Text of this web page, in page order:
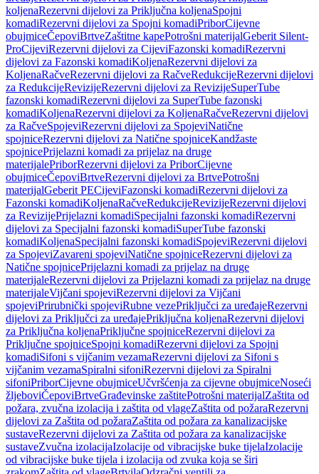
koljenaRezervni dijelovi za Priključna koljenaSpojni
komadiRezervni dijelovi za Spojni komadiPriborCijevne
obujmiceČepoviBrtveZaštitne kapePotrošni materijalGeberit Silent-
ProCijeviRezervni dijelovi za CijeviFazonski komadiRezervni
dijelovi za Fazonski komadiKoljenaRezervni dijelovi za
KoljenaRačveRezervni dijelovi za RačveRedukcijeRezervni dijelovi
za RedukcijeRevizijeRezervni dijelovi za RevizijeSuperTube
fazonski komadiRezervni dijelovi za SuperTube fazonski
komadiKoljenaRezervni dijelovi za KoljenaRačveRezervni dijelovi
za RačveSpojeviRezervni dijelovi za SpojeviNatične
spojniceRezervni dijelovi za Natične spojniceKandžaste
spojnicePrijelazni komadi za prijelaz na druge
materijalePriborRezervni dijelovi za PriborCijevne
obujmiceČepoviBrtveRezervni dijelovi za BrtvePotrošni
materijalGeberit PECijeviFazonski komadiRezervni dijelovi za
Fazonski komadiKoljenaRačveRedukcijeRevizijeRezervni dijelovi
za RevizijePrijelazni komadiSpecijalni fazonski komadiRezervni
dijelovi za Specijalni fazonski komadiSuperTube fazonski
komadiKoljenaSpecijalni fazonski komadiSpojeviRezervni dijelovi
za SpojeviZavareni spojeviNatične spojniceRezervni dijelovi za
Natične spojnicePrijelazni komadi za prijelaz na druge
materijaleRezervni dijelovi za Prijelazni komadi za prijelaz na druge
materijaleVijčani spojeviRezervni dijelovi za Vijčani
spojeviPrirubnički spojeviRubne vezePriključci za uređajeRezervni
dijelovi za Priključci za uređajePriključna koljenaRezervni dijelovi
za Priključna koljenaPriključne spojniceRezervni dijelovi za
Priključne spojniceSpojni komadiRezervni dijelovi za Spojni
komadiSifoni s vijčanim vezamaRezervni dijelovi za Sifoni s
vijčanim vezamaSpiralni sifoniRezervni dijelovi za Spiralni
sifoniPriborCijevne obujmiceUčvršćenja za cijevne obujmiceNoseći
žljeboviČepoviBrtveGrađevinske zaštitePotrošni materijalZaštita od
požara, zvučna izolacija i zaštita od vlageZaštita od požaraRezervni
dijelovi za Zaštita od požaraZaštita od požara za kanalizacijske
sustaveRezervni dijelovi za Zaštita od požara za kanalizacijske
sustaveZvučna izolacijaIzolacije od vibracijske buke tijelaIzolacije
od vibracijske buke tijela i izolacija od zvuka koja se širi